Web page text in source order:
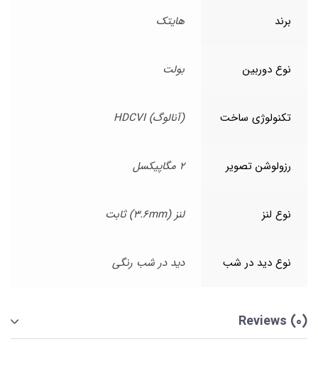
برند هایتک
نوع دوربین بولت
تکنولوژی ساخت (آنالوگ) HDCVI
رزولوشن تصویر 2 مگاپیکسل
نوع لنز لنز (3.6mm) ثابت
نوع دید در شب دید در شب رنگی
Reviews (0)